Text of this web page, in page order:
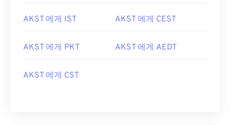
AKST 에게 IST AKST 에게 CEST
AKST 에게 PKT AKST 에게 AEDT
AKST 에게 CST